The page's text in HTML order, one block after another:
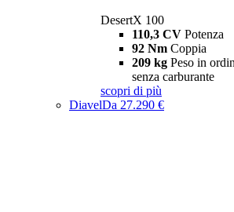
DesertX 100
110,3 CV Potenza
92 Nm Coppia
209 kg Peso in
senza carburante
scopri di più
DiavelDa 27.290 €